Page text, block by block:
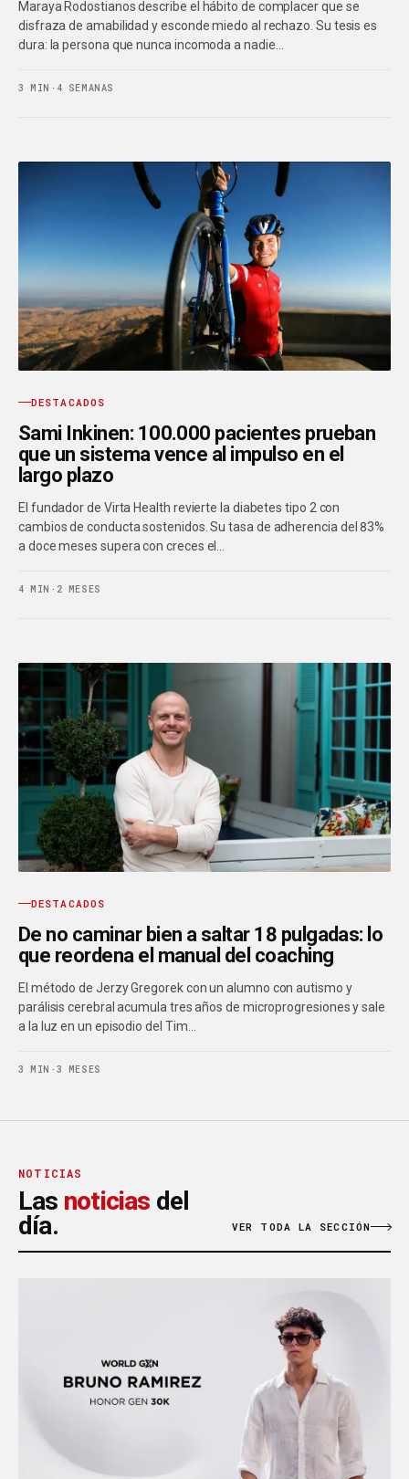
Maraya Rodostianos describe el hábito de complacer que se
disfraza de amabilidad y esconde miedo al rechazo. Su tesis es
dura: la persona que nunca incomoda a nadie…
3 MIN · 4 SEMANAS
DESTACADOS
Sami Inkinen: 100.000 pacientes prueban
que un sistema vence al impulso en el
largo plazo
El fundador de Virta Health revierte la diabetes tipo 2 con
cambios de conducta sostenidos. Su tasa de adherencia del 83%
a doce meses supera con creces el…
4 MIN · 2 MESES
DESTACADOS
De no caminar bien a saltar 18 pulgadas: lo
que reordena el manual del coaching
El método de Jerzy Gregorek con un alumno con autismo y
parálisis cerebral acumula tres años de microprogresiones y sale
a la luz en un episodio del Tim…
3 MIN · 3 MESES
NOTICIAS
Las noticias del
día.
VER TODA LA SECCIÓN